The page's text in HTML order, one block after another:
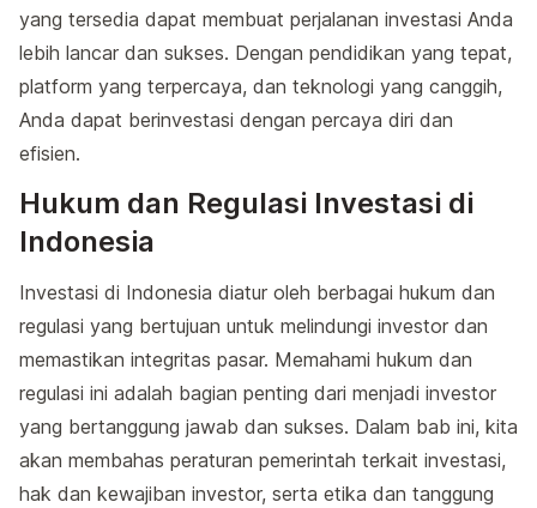
yang tersedia dapat membuat perjalanan investasi Anda
lebih lancar dan sukses. Dengan pendidikan yang tepat,
platform yang terpercaya, dan teknologi yang canggih,
Anda dapat berinvestasi dengan percaya diri dan
efisien.
Hukum dan Regulasi Investasi di
Indonesia
Investasi di Indonesia diatur oleh berbagai hukum dan
regulasi yang bertujuan untuk melindungi investor dan
memastikan integritas pasar. Memahami hukum dan
regulasi ini adalah bagian penting dari menjadi investor
yang bertanggung jawab dan sukses. Dalam bab ini, kita
akan membahas peraturan pemerintah terkait investasi,
hak dan kewajiban investor, serta etika dan tanggung